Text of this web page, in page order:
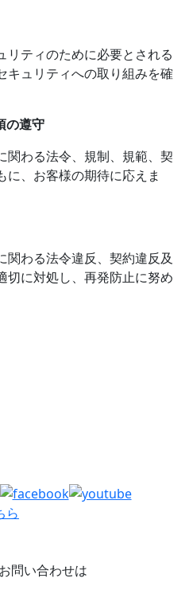
リティのために必要とされる
キュリティへの取り組みを確
の遵守
関わる法令、規制、規範、契
、お客様の期待に応えま
関わる法令違反、契約違反及
切に対処し、再発防止に努め
ら
問い合わせは